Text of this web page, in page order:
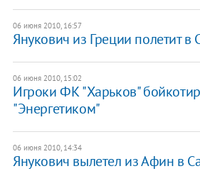
06 июня 2010, 16:57
Янукович из Греции полетит в
06 июня 2010, 15:02
Игроки ФК "Харьков"
"Энергетиком"
06 июня 2010, 14:34
Янукович вылетел из Афин в